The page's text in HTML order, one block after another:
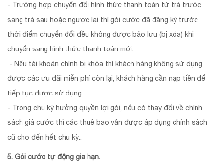
- Trường hợp chuyển đổi hình thức thanh toán từ trả trước
sang trả sau hoặc ngược lại thì gói cước đã đăng ký trước
thời điểm chuyển đổi đều không được bảo lưu (bị xóa) khi
chuyển sang hình thức thanh toán mới.
- Nếu tài khoản chính bị khóa thì khách hàng không sử dụng
được các ưu đãi miễn phí còn lại, khách hàng cần nạp tiền để
tiếp tục được sử dụng.
- Trong chu kỳ hưởng quyền lợi gói, nếu có thay đổi về chính
sách giá cước thì các thuê bao vẫn được áp dụng chính sách
cũ cho đến hết chu kỳ..
5. Gói cước tự động gia hạn.